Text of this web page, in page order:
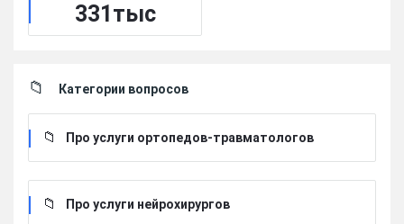
331тыс
Категории вопросов
Про услуги ортопедов-травматологов
Про услуги нейрохирургов